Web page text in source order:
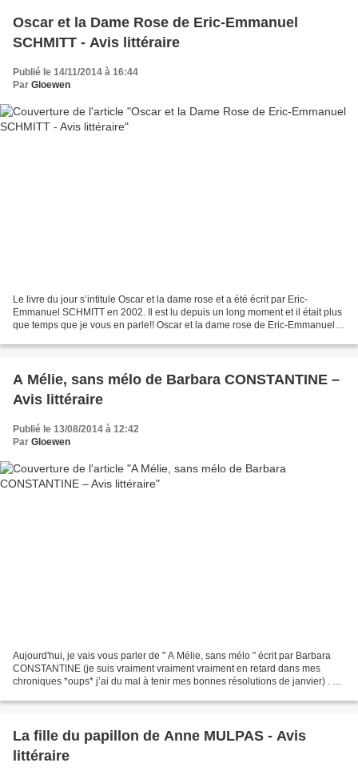
Oscar et la Dame Rose de Eric-Emmanuel
SCHMITT - Avis littéraire
Publié le 14/11/2014 à 16:44
Par Gloewen
Le livre du jour s’intitule Oscar et la dame rose et a été écrit par Eric-
Emmanuel SCHMITT en 2002. Il est lu depuis un long moment et il était plus
que temps que je vous en parle!! Oscar et la dame rose de Eric-Emmanuel
A Mélie, sans mélo de Barbara CONSTANTINE –
Avis littéraire
Publié le 13/08/2014 à 12:42
Par Gloewen
Aujourd'hui, je vais vous parler de " A Mélie, sans mélo " écrit par Barbara
CONSTANTINE (je suis vraiment vraiment vraiment en retard dans mes
chroniques *oups* j’ai du mal à tenir mes bonnes résolutions de janvier) . En
La fille du papillon de Anne MULPAS - Avis
littéraire